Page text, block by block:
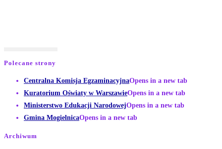
Polecane strony
Centralna Komisja EgzaminacyjnaOpens in a new tab
Kuratorium Oświaty w WarszawieOpens in a new tab
Ministerstwo Edukacji NarodowejOpens in a new tab
Gmina MogielnicaOpens in a new tab
Archiwum